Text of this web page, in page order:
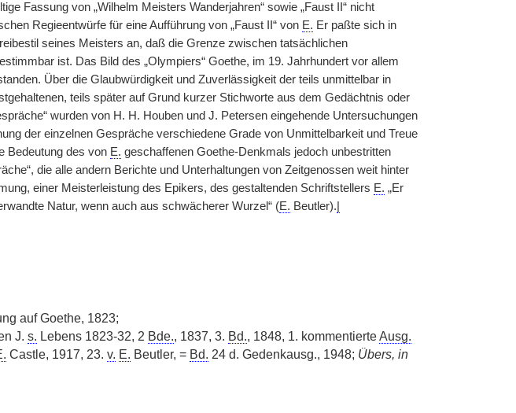
Fassung von „Wilhelm Meisters Wanderjahren“ sowie „Faust II“ nicht
Regieentwürfe für eine Aufführung von „Faust II“ von E. Er paßte sich in
seines Meisters an, daß die Grenze zwischen tatsächlichen
ist. Das Bild des „Olympiers“ Goethe, im 19. Jahrhundert vor allem
Über die Glaubwürdigkeit und Zuverlässigkeit der teils unmittelbar in
teils später auf Grund kurzer Stichworte aus dem Gedächtnis oder
wurden von H. H. Houben und J. Petersen eingehende Untersuchungen
der einzelnen Gespräche verschiedene Grade von Unmittelbarkeit und Treue
Bedeutung des von E. geschaffenen Goethe-Denkmals jedoch unbestritten
die alle andern Berichte und Unterhaltungen von Zeitgenossen weit hinter
einer Meisterleistung des Epikers, des gestaltenden Schriftstellers E. „Er
Natur, wenn auch aus schwächerer Wurzel“ (E. Beutler).
auf Goethe, 1823;
J. s. Lebens 1823-32, 2 Bde., 1837, 3. Bd., 1848, 1. kommentierteAusg.
Castle, 1917, 23. v. E. Beutler, = Bd. 24 d. Gedenkausg., 1948; Übers, in